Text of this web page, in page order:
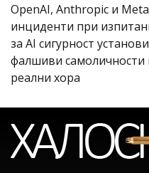
OpenAI, Anthropic и
инциденти при
за AI сигурност
фалшиви самоличности
реални хора